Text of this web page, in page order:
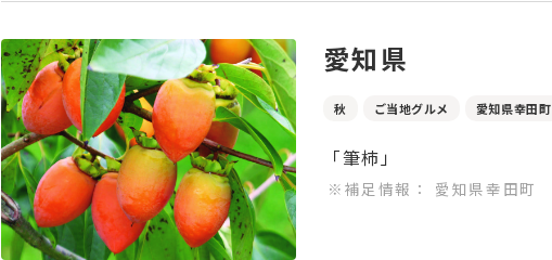
愛知県
秋 ご当地グルメ 愛知県幸田町
「筆柿」
※補足情報： 愛知県幸田町